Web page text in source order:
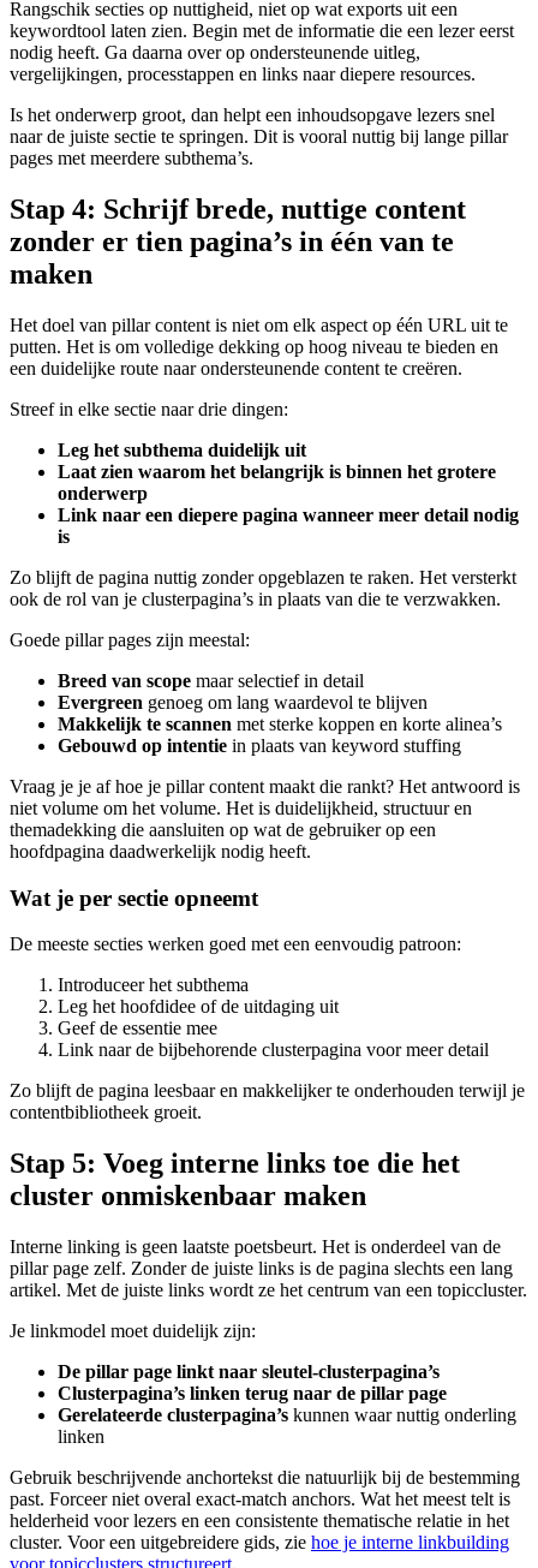
Rangschik secties op nuttigheid, niet op wat exports uit een
keywordtool laten zien. Begin met de informatie die een lezer eerst
nodig heeft. Ga daarna over op ondersteunende uitleg,
vergelijkingen, processtappen en links naar diepere resources.
Is het onderwerp groot, dan helpt een inhoudsopgave lezers snel
naar de juiste sectie te springen. Dit is vooral nuttig bij lange pillar
pages met meerdere subthema’s.
Stap 4: Schrijf brede, nuttige content
zonder er tien pagina’s in één van te
maken
Het doel van pillar content is niet om elk aspect op één URL uit te
putten. Het is om volledige dekking op hoog niveau te bieden en
een duidelijke route naar ondersteunende content te creëren.
Streef in elke sectie naar drie dingen:
Leg het subthema duidelijk uit
Laat zien waarom het belangrijk is binnen het grotere
onderwerp
Link naar een diepere pagina wanneer meer detail nodig
is
Zo blijft de pagina nuttig zonder opgeblazen te raken. Het versterkt
ook de rol van je clusterpagina’s in plaats van die te verzwakken.
Goede pillar pages zijn meestal:
Breed van scope maar selectief in detail
Evergreen genoeg om lang waardevol te blijven
Makkelijk te scannen met sterke koppen en korte alinea’s
Gebouwd op intentie in plaats van keyword stuffing
Vraag je je af hoe je pillar content maakt die rankt? Het antwoord is
niet volume om het volume. Het is duidelijkheid, structuur en
themadekking die aansluiten op wat de gebruiker op een
hoofdpagina daadwerkelijk nodig heeft.
Wat je per sectie opneemt
De meeste secties werken goed met een eenvoudig patroon:
Introduceer het subthema
Leg het hoofdidee of de uitdaging uit
Geef de essentie mee
Link naar de bijbehorende clusterpagina voor meer detail
Zo blijft de pagina leesbaar en makkelijker te onderhouden terwijl je
contentbibliotheek groeit.
Stap 5: Voeg interne links toe die het
cluster onmiskenbaar maken
Interne linking is geen laatste poetsbeurt. Het is onderdeel van de
pillar page zelf. Zonder de juiste links is de pagina slechts een lang
artikel. Met de juiste links wordt ze het centrum van een topiccluster.
Je linkmodel moet duidelijk zijn:
De pillar page linkt naar sleutel-clusterpagina’s
Clusterpagina’s linken terug naar de pillar page
Gerelateerde clusterpagina’s kunnen waar nuttig onderling
linken
Gebruik beschrijvende anchortekst die natuurlijk bij de bestemming
past. Forceer niet overal exact-match anchors. Wat het meest telt is
helderheid voor lezers en een consistente thematische relatie in het
cluster. Voor een uitgebreidere gids, zie hoe je interne linkbuilding